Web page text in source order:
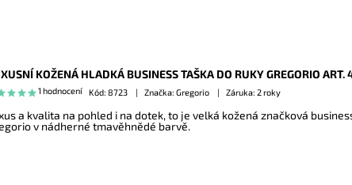
KOŽENÁ HLADKÁ BUSINESS TAŠKA DO RUKY GREGORIO ART.
1 hodnocení Kód: 8723 Značka: Gregorio Záruka: 2 roky
a kvalita na pohled i na dotek, to je velká kožená značková
v nádherné tmavěhnědé barvě.